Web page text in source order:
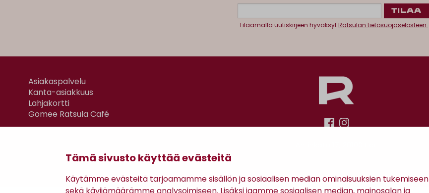
Tämä sivusto käyttää evästeitä
Käytämme evästeitä tarjoamamme sisällön ja sosiaalisen median ominaisuuksien tukemiseen
Tilaamalla uutiskirjeen hyväksytRatsulan tietosuojaselosteen.
Asiakaspalvelu
Kanta-asiakkuus
Lahjakortti
Gomee Ratsula Café